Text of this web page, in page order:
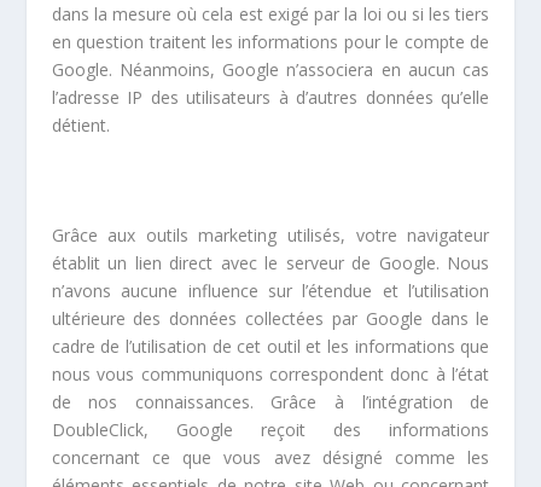
dans la mesure où cela est exigé par la loi ou si les tiers
en question traitent les informations pour le compte de
Google. Néanmoins, Google n’associera en aucun cas
l’adresse IP des utilisateurs à d’autres données qu’elle
détient.
Grâce aux outils marketing utilisés, votre navigateur
établit un lien direct avec le serveur de Google. Nous
n’avons aucune influence sur l’étendue et l’utilisation
ultérieure des données collectées par Google dans le
cadre de l’utilisation de cet outil et les informations que
nous vous communiquons correspondent donc à l’état
de nos connaissances. Grâce à l’intégration de
DoubleClick, Google reçoit des informations
concernant ce que vous avez désigné comme les